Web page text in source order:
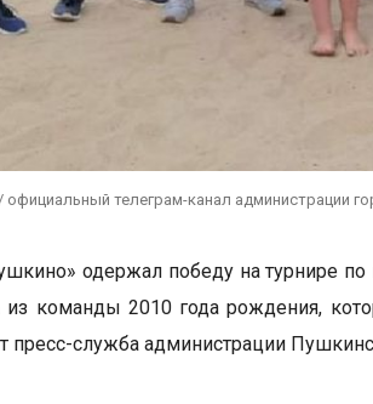
официальный телеграм-канал администрации
одержал победу на турнире
из команды 2010 года рождения,
пресс-служба администрации